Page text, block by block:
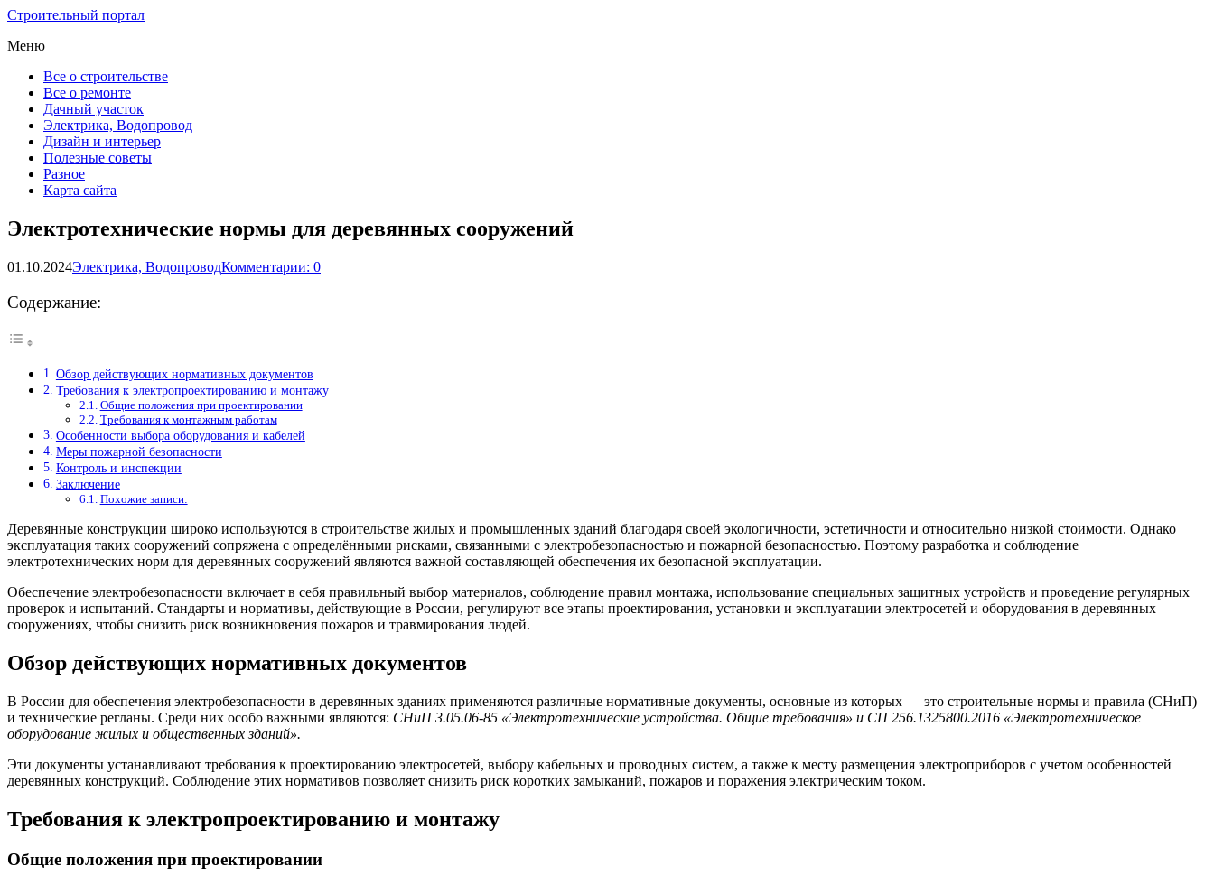
Строительный портал
Меню
Все о строительстве
Все о ремонте
Дачный участок
Электрика, Водопровод
Дизайн и интерьер
Полезные советы
Разное
Карта сайта
Электротехнические нормы для деревянных сооружений
01.10.2024Электрика, ВодопроводКомментарии: 0
Содержание:
Обзор действующих нормативных документов
Требования к электропроектированию и монтажу
Общие положения при проектировании
Требования к монтажным работам
Особенности выбора оборудования и кабелей
Меры пожарной безопасности
Контроль и инспекции
Заключение
Похожие записи:
Деревянные конструкции широко используются в строительстве жилых и промышленных зданий благодаря своей экологичности, эстетичности и относительно низкой стоимости. Однако
эксплуатация таких сооружений сопряжена с определёнными рисками, связанными с электробезопасностью и пожарной безопасностью. Поэтому разработка и соблюдение
электротехнических норм для деревянных сооружений являются важной составляющей обеспечения их безопасной эксплуатации.
Обеспечение электробезопасности включает в себя правильный выбор материалов, соблюдение правил монтажа, использование специальных защитных устройств и проведение регулярных
проверок и испытаний. Стандарты и нормативы, действующие в России, регулируют все этапы проектирования, установки и эксплуатации электросетей и оборудования в деревянных
сооружениях, чтобы снизить риск возникновения пожаров и травмирования людей.
Обзор действующих нормативных документов
В России для обеспечения электробезопасности в деревянных зданиях применяются различные нормативные документы, основные из которых — это строительные нормы и правила (СНиП)
и технические регланы. Среди них особо важными являются: СНиП 3.05.06-85 «Электротехнические устройства. Общие требования» и СП 256.1325800.2016 «Электротехническое
оборудование жилых и общественных зданий».
Эти документы устанавливают требования к проектированию электросетей, выбору кабельных и проводных систем, а также к месту размещения электроприборов с учетом особенностей
деревянных конструкций. Соблюдение этих нормативов позволяет снизить риск коротких замыканий, пожаров и поражения электрическим током.
Требования к электропроектированию и монтажу
Общие положения при проектировании